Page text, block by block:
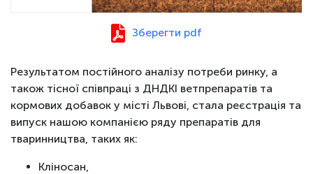
Зберегти pdf
Результатом постійного аналізу потреби ринку, а
також тісної співпраці з ДНДКІ ветпрепаратів та
кормових добавок у місті Львові, стала реєстрація та
випуск нашою компанією ряду препаратів для
тваринництва, таких як:
Кліносан,